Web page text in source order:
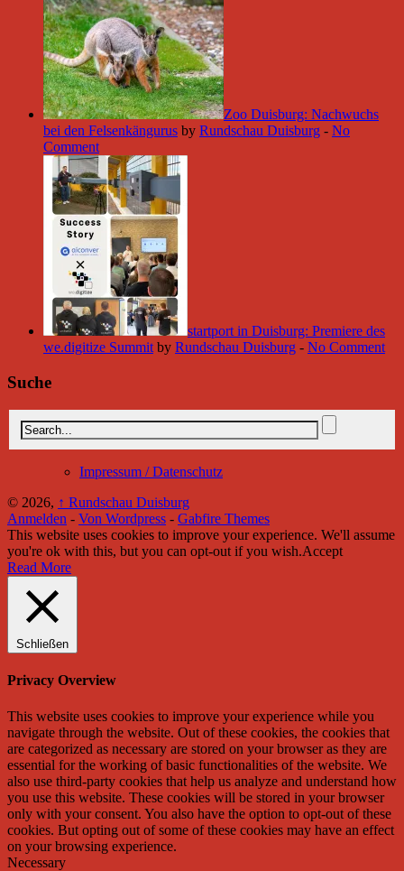
Zoo Duisburg: Nachwuchs
bei den Felsenkängurus by Rundschau Duisburg - No
Comment
startport in Duisburg: Premiere des
we.digitize Summit by Rundschau Duisburg - No Comment
Suche
Impressum / Datenschutz
© 2026, ↑ Rundschau Duisburg
Anmelden - Von Wordpress - Gabfire Themes
This website uses cookies to improve your experience. We'll assume
you're ok with this, but you can opt-out if you wish.Accept
Read More
Schließen
Privacy Overview
This website uses cookies to improve your experience while you
navigate through the website. Out of these cookies, the cookies that
are categorized as necessary are stored on your browser as they are
essential for the working of basic functionalities of the website. We
also use third-party cookies that help us analyze and understand how
you use this website. These cookies will be stored in your browser
only with your consent. You also have the option to opt-out of these
cookies. But opting out of some of these cookies may have an effect
on your browsing experience.
Necessary